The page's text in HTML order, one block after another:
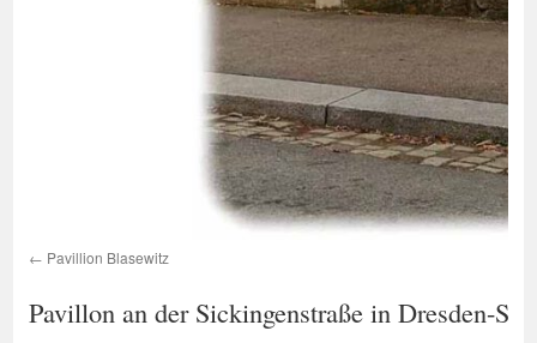
Pavillion Blasewitz
Pavillon an der Sickingenstraße in Dresden-